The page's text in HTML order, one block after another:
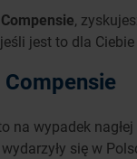
,
jest to dla
na wypadek
się w